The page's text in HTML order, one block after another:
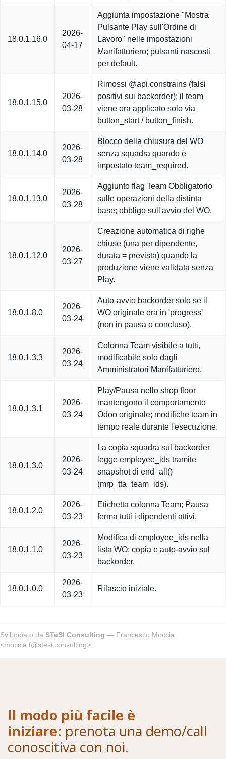
18.0.1.16.0
2026-
04-17
Aggiunta impostazione "Mostra
Pulsante Play sull'Ordine di
Lavoro" nelle impostazioni
Manifatturiero; pulsanti nascosti
per default.
18.0.1.15.0
2026-
03-28
Rimossi @api.constrains (falsi
positivi sui backorder); il team
viene ora applicato solo via
button_start / button_finish.
18.0.1.14.0
2026-
03-28
Blocco della chiusura del WO
senza squadra quando è
impostato team_required.
18.0.1.13.0
2026-
03-28
Aggiunto flag Team Obbligatorio
sulle operazioni della distinta
base; obbligo sull'avvio del WO.
18.0.1.12.0
2026-
03-27
Creazione automatica di righe
chiuse (una per dipendente,
durata = prevista) quando la
produzione viene validata senza
Play.
18.0.1.8.0
2026-
03-24
Auto-avvio backorder solo se il
WO originale era in 'progress'
(non in pausa o concluso).
18.0.1.3.3
2026-
03-24
Colonna Team visibile a tutti,
modificabile solo dagli
Amministratori Manifatturiero.
18.0.1.3.1
2026-
03-24
Play/Pausa nello shop floor
mantengono il comportamento
Odoo originale; modifiche team in
tempo reale durante l'esecuzione.
18.0.1.3.0
2026-
03-24
La copia squadra sul backorder
legge employee_ids tramite
snapshot di end_all()
(mrp_tta_team_ids).
18.0.1.2.0
2026-
03-23
Etichetta colonna Team; Pausa
ferma tutti i dipendenti attivi.
18.0.1.1.0
2026-
03-23
Modifica di employee_ids nella
lista WO; copia e auto-avvio sul
backorder.
18.0.1.0.0
2026-
03-23
Rilascio iniziale.
Sviluppato da STeSI Consulting — Francesco Moccia
<moccia.f@stesi.consulting>
Il modo più facile è
iniziare: prenota una demo/call
conoscitiva con noi.